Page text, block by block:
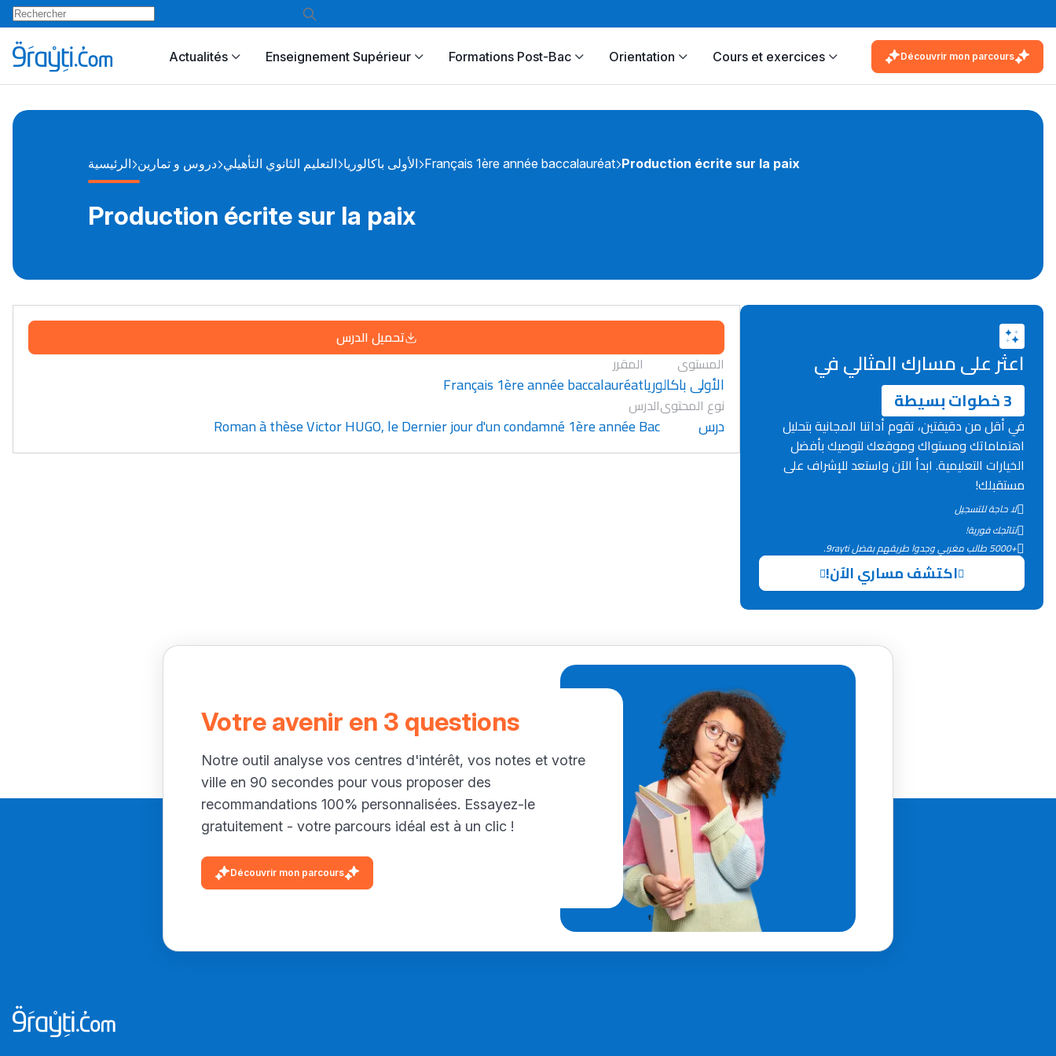
Actualités Enseignement Supérieur Formations Post-Bac Orientation Cours et exercices Découvrir mon parcours
الرئيسية دروس و تمارين التعليم الثانوي التأهيلي الأولى باكالوريا Français 1ère année baccalauréat Production écrite sur la paix
Production écrite sur la paix
تحميل الدرس
المستوى
الأولى باكالوريا
المقرر
Français 1ère année baccalauréat
نوع المحتوى
درس
الدرس
Roman à thèse Victor HUGO, le Dernier jour d'un condamné 1ère année Bac
اعثر على مسارك المثالي في
3 خطوات بسيطة
في أقل من دقيقتين، تقوم أداتنا المجانية بتحليل
اهتماماتك ومستواك وموقعك لتوصيك بأفضل
الخيارات التعليمية. ابدأ الآن واستعد للإشراف على
مستقبلك!
لا حاجة للتسجيل
نتائجك فورية!
+5000 طالب مغربي وجدوا طريقهم بفضل 9rayti.
اكتشف مساري الآن!
Votre avenir en 3 questions
Notre outil analyse vos centres d'intérêt, vos notes et votre
ville en 90 secondes pour vous proposer des
recommandations 100% personnalisées. Essayez-le
gratuitement - votre parcours idéal est à un clic !
Découvrir mon parcours